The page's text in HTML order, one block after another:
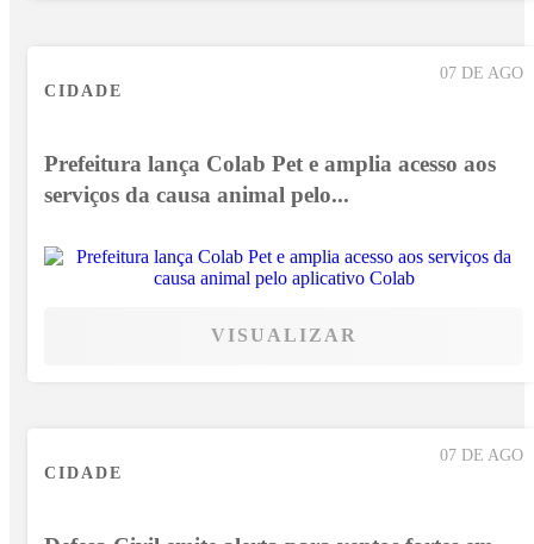
07 DE AGO
CIDADE
Prefeitura lança Colab Pet e amplia acesso aos
serviços da causa animal pelo...
VISUALIZAR
07 DE AGO
CIDADE